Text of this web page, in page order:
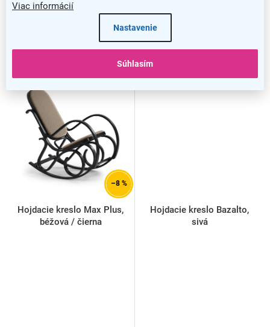
Viac informácií
Nastavenie
Súhlasím
–8 %
Hojdacie kreslo Max Plus,
béžová / čierna
Hojdacie kreslo Bazalto,
sivá